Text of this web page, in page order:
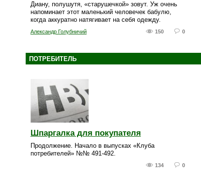
Диану, полушутя, «старушечкой» зовут. Уж очень
напоминает этот маленький человечек бабулю,
когда аккуратно натягивает на себя одежду.
150 0
Александр Голубничий
ПОТРЕБИТЕЛЬ
Шпаргалка для покупателя
Продолжение. Начало в выпусках «Клуба
потребителей» №№ 491-492.
134 0